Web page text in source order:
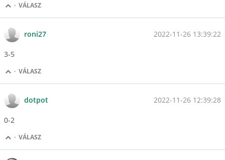
· VÁLASZ
roni27 2022-11-26 13:39:22
3-5
· VÁLASZ
dotpot 2022-11-26 12:39:28
0-2
· VÁLASZ